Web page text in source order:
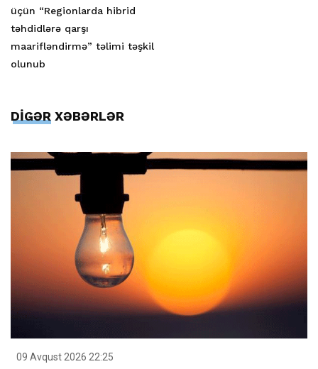
üçün “Regionlarda hibrid
təhdidlərə qarşı
maarifləndirmə” təlimi təşkil
olunub
DİGƏR XƏBƏRLƏR
09 Avqust 2026 22:25